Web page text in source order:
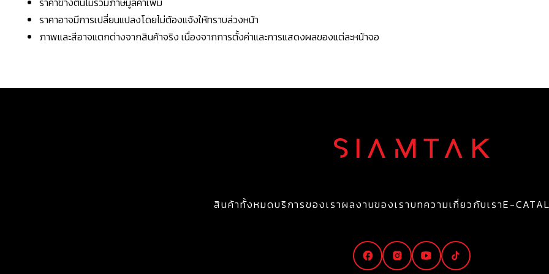
ราคาอาจมีการเปลี่ยนแปลงโดยไม่ต้องแจ้งให้ทราบล่วงหน้า
ภาพและสีอาจแตกต่างจากสินค้าจริง เนื่องจากการตั้งค่าและการแสดงผลของแต่ละหน้าจอ
สินค้าทั้งหมดบริการของเราผลงานของเราบทความเกี่ยวกับเราE-